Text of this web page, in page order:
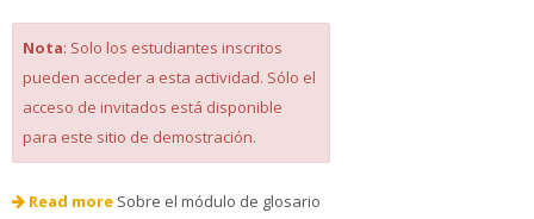
Nota: Solo los estudiantes inscritos
pueden acceder a esta actividad. Sólo el
acceso de invitados está disponible
para este sitio de demostración.
Read more Sobre el módulo de glosario